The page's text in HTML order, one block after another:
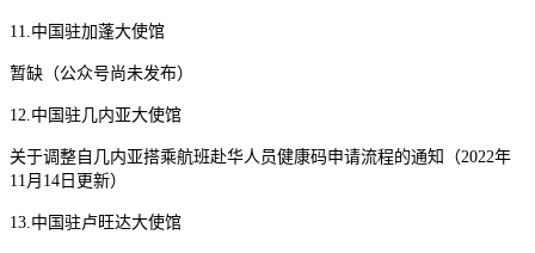
11.中国驻加蓬大使馆
暂缺（公众号尚未发布）
12.中国驻几内亚大使馆
关于调整自几内亚搭乘航班赴华人员健康码申请流程的通知（2022年
11月14日更新）
13.中国驻卢旺达大使馆